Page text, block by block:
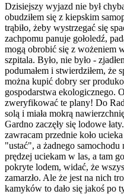
Dzisiejszy wyjazd nie był
obudziłem się z kiepskim
trąbiło, żeby wystrzegać się
zachpomu panuje gołoledź,
mogą obrobić się z wożeniem
szpitala. Było, nie było -
podumałem i stwierdziłem, że
można kupić dobry ser
gospodarstwa ekologicznego.
zweryfikować te plany! Do
solą i miała mokrą
Gardno zaczęły się lodowe
zawracam przednie koło
"ustać", a żadnego
prędzej uciekam w las, a tam
pokryte lodem, widać, że
zamarzło. Ale że jest na nich
kamyków to dało się jakoś po